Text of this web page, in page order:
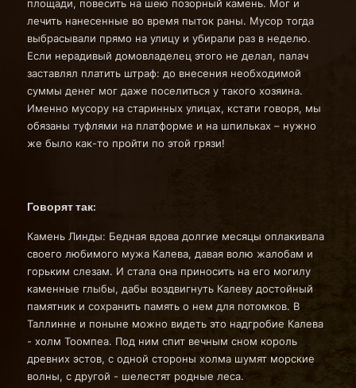
площади, повесить на шею позорный камень. Мог и
лечить нанесенные во время пыток раны. Мусор тогда
выбрасывали прямо на улицу и убирали раз в неделю.
Если нерадивый домовладелец этого не делал, палач
заставлял платить штраф: до внесения необходимой
суммы денег мог даже поселиться у такого хозяина.
Именно мусору на старинных улицах, кстати говоря, мы
обязаны туфлями на платформе и на шпильках – нужно
же было как-то пройти по этой грязи!
Говорят так:
Камень Линды: Бедная вдова долгие месяцы оплакивала
своего любимого мужа Калева, давая волю жалобам и
горьким слезам. И стала она приносить на его могилу
каменные глыбы, дабы воздвигнуть Калеву достойный
памятник и сохранить память о нем для потомков. В
Таллинне и поныне можно видеть это надгробие Калева
- холм Тоомпеа. Под ним спит вечным сном король
древних эстов, с одной стороны холма шумят морские
волны, с другой - шелестят родные леса.